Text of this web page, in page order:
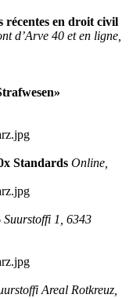
en droit civil
d’Arve 40 et en ligne,
Standards Online,
Suurstoffi 1, 6343
Areal Rotkreuz,